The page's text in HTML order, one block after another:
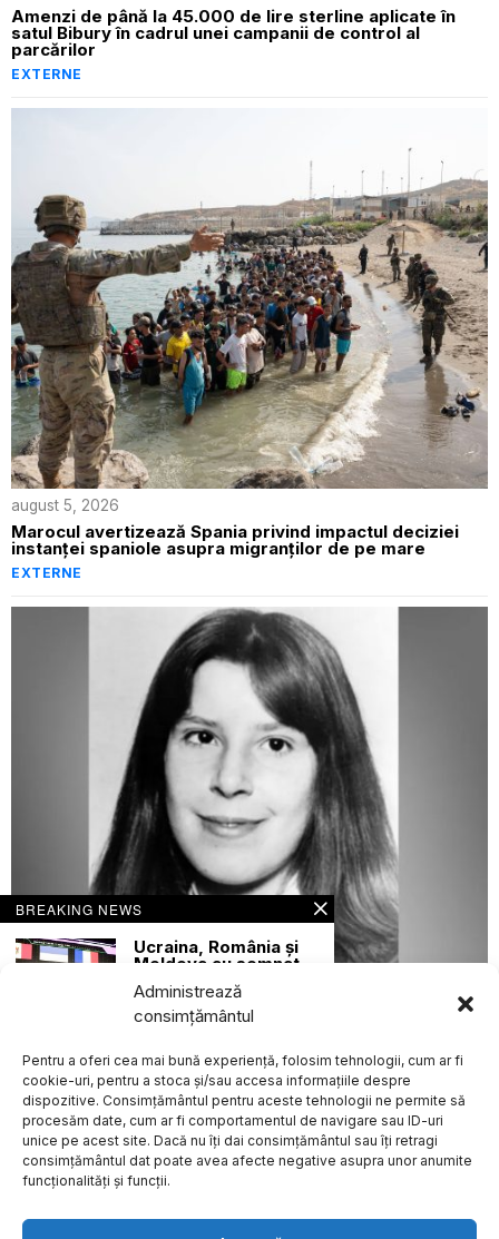
Administrează
consimțământul
Pentru a oferi cea mai bună experiență, folosim tehnologii, cum ar fi
cookie-uri, pentru a stoca și/sau accesa informațiile despre
dispozitive. Consimțământul pentru aceste tehnologii ne permite să
procesăm date, cum ar fi comportamentul de navigare sau ID-uri
unice pe acest site. Dacă nu îți dai consimțământul sau îți retragi
consimțământul dat poate avea afecte negative asupra unor anumite
funcționalități și funcții.
Amenzi de până la 45.000 de lire sterline aplicate în
satul Bibury în cadrul unei campanii de control al
parcărilor
EXTERNE
august 5, 2026
Marocul avertizează Spania privind impactul deciziei
instanței spaniole asupra migranților de pe mare
EXTERNE
Poliția britanică reia ancheta în cazul dispariției unei
EXTERNE
Despre Politica de Confidențialitate Termeni și Conditii
Contact
Cookies
BREAKING NEWS
Ucraina, România și
Moldova au semnat
un Memorandum de
Înțelegere trilateral
în domeniul
securității
Forumul Internațional
de Reziliență
Cibernetică de la
Kiev
În cadrul Forumului
Internațional de Reziliență
Cibernetică, care a avut
decizia de retragere